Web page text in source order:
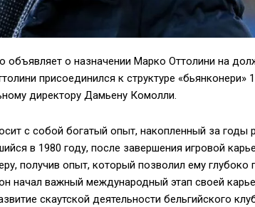
объявляет о назначении Марко Оттолини на
присоединился к структуре «бьянконери»
директору Дамьену Комолли.
с собой богатый опыт, накопленный за годы
в 1980 году, после завершения игровой
получив опыт, который позволил ему
начал важный международный этап своей
скаутской деятельности бельгийского